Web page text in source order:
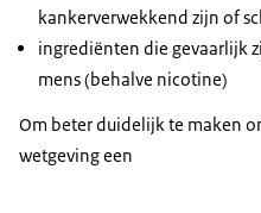
kankerverwekkend zijn of
ingrediënten die gevaarlijk
mens (behalve nicotine)
Om beter duidelijk te maken
wetgeving een